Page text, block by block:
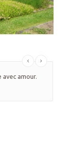
avec amour.